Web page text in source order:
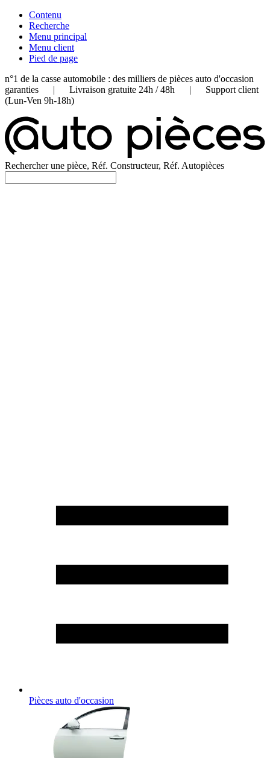
Contenu
Recherche
Menu principal
Menu client
Pied de page
n°1 de la casse automobile : des milliers de pièces auto d'occasion
garanties | Livraison gratuite 24h / 48h | Support client
(Lun-Ven 9h-18h)
Rechercher une pièce, Réf. Constructeur, Réf. Autopièces
Pièces auto d'occasion